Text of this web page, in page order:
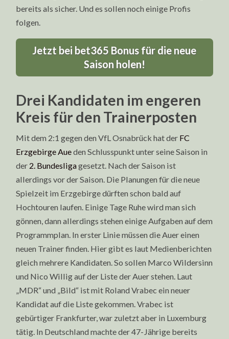
bereits als sicher. Und es sollen noch einige Profis
folgen.
Jetzt bei bet365 Bonus für die neue
Saison holen!
Drei Kandidaten im engeren
Kreis für den Trainerposten
Mit dem 2:1 gegen den VfL Osnabrück hat der FC
Erzgebirge Aueden Schlusspunkt unter seine Saison in
der 2. Bundesligagesetzt. Nach der Saison ist
allerdings vor der Saison. Die Planungen für die neue
Spielzeit im Erzgebirge dürften schon bald auf
Hochtouren laufen. Einige Tage Ruhe wird man sich
gönnen, dann allerdings stehen einige Aufgaben auf dem
Programmplan. In erster Linie müssen die Auer einen
neuen Trainer finden. Hier gibt es laut Medienberichten
gleich mehrere Kandidaten. So sollen Marco Wildersinn
und Nico Willig auf der Liste der Auer stehen. Laut
„MDR“ und „Bild“ ist mit Roland Vrabec ein neuer
Kandidat auf die Liste gekommen. Vrabec ist
gebürtiger Frankfurter, war zuletzt aber in Luxemburg
tätig. In Deutschland machte der 47-Jährige bereits